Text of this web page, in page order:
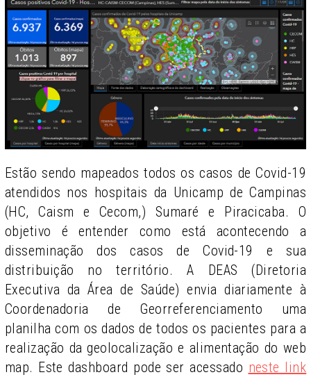
Estão sendo mapeados todos os casos de Covid-19
atendidos nos hospitais da Unicamp de Campinas
(HC, Caism e Cecom,) Sumaré e Piracicaba. O
objetivo é entender como está acontecendo a
disseminação dos casos de Covid-19 e sua
distribuição no território. A DEAS (Diretoria
Executiva da Área de Saúde) envia diariamente à
Coordenadoria de Georreferenciamento uma
planilha com os dados de todos os pacientes para a
realização da geolocalização e alimentação do web
map. Este dashboard pode ser acessado neste link